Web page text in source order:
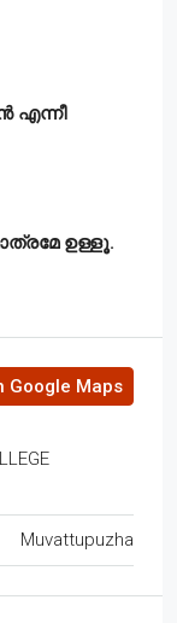
എന്നീ
ഉള്ളൂ.
Google Maps
Muvattupuzha